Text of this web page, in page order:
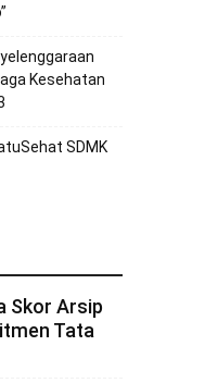
Kesehatan
SDMK
Skor Arsip
Tata